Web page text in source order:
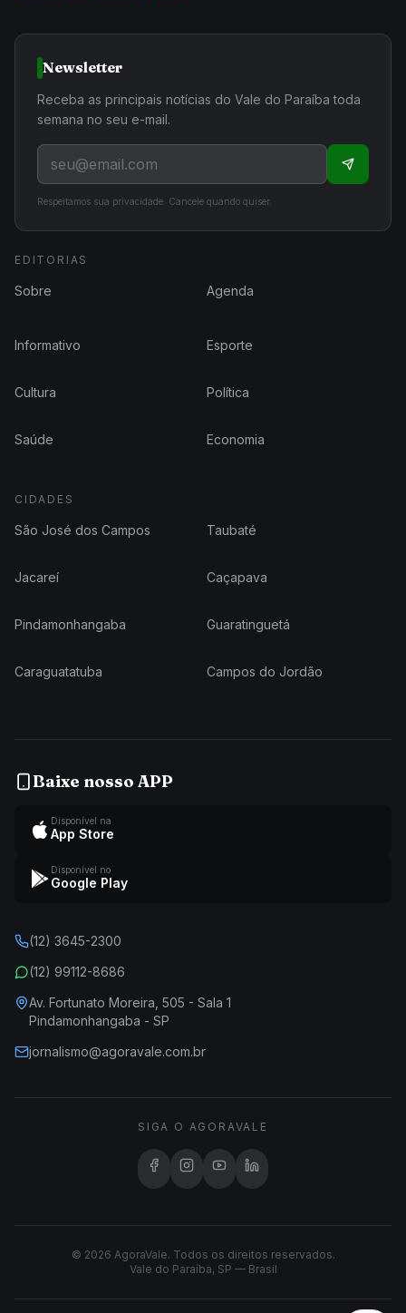
Newsletter
Receba as principais notícias do Vale do Paraíba toda
semana no seu e-mail.
Respeitamos sua privacidade. Cancele quando quiser.
EDITORIAS
Sobre Agenda
Informativo Esporte
Cultura Política
Saúde Economia
CIDADES
São José dos Campos Taubaté
Jacareí Caçapava
Pindamonhangaba Guaratinguetá
Caraguatatuba Campos do Jordão
Baixe nosso APP
Disponível na
App Store
Disponível no
Google Play
(12) 3645-2300
(12) 99112-8686
Av. Fortunato Moreira, 505 - Sala 1
Pindamonhangaba - SP
jornalismo@agoravale.com.br
SIGA O AGORAVALE
© 2026 AgoraVale. Todos os direitos reservados.
Vale do Paraíba, SP — Brasil